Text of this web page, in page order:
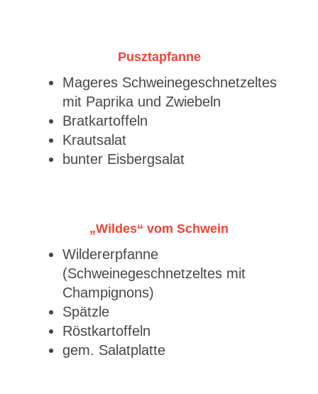
Pusztapfanne
Mageres Schweinegeschnetzeltes
mit Paprika und Zwiebeln
Bratkartoffeln
Krautsalat
bunter Eisbergsalat
„Wildes“ vom Schwein
Wildererpfanne
(Schweinegeschnetzeltes mit
Champignons)
Spätzle
Röstkartoffeln
gem. Salatplatte